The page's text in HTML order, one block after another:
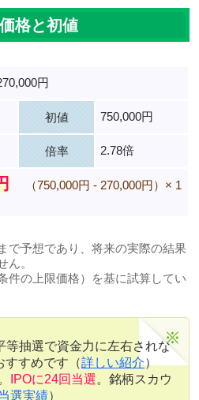
格と初値
円
初値 750,000円
倍率 2.78倍
（750,000円 - 270,000円）× 1
で予想であり、将来の実際の結果
ん。
件の上限価格）を基に試算してい
等抽選で資金力に左右されな
すすめです（詳しい紹介）
IPOに24回当選。銘柄スカウ
選実績）